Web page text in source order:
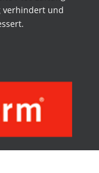
verhindert und